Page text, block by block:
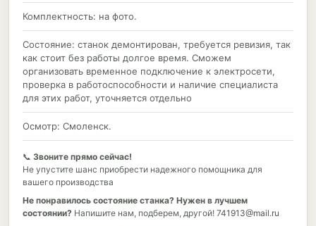
Комплектность: на фото.
Состояние: станок демонтирован, требуется ревизия, так
как стоит без работы долгое время. Сможем
организовать временное подключение к электросети,
проверка в работоспособности и наличие специалиста
для этих работ, уточняется отдельно
Осмотр: Смоленск.
📞 Звоните прямо сейчас!
Не упустите шанс приобрести надежного помощника для
вашего производства
Не понравилось состояние станка? Нужен в лучшем
состоянии? Напишите нам, подберем, другой! 741913@mail.ru